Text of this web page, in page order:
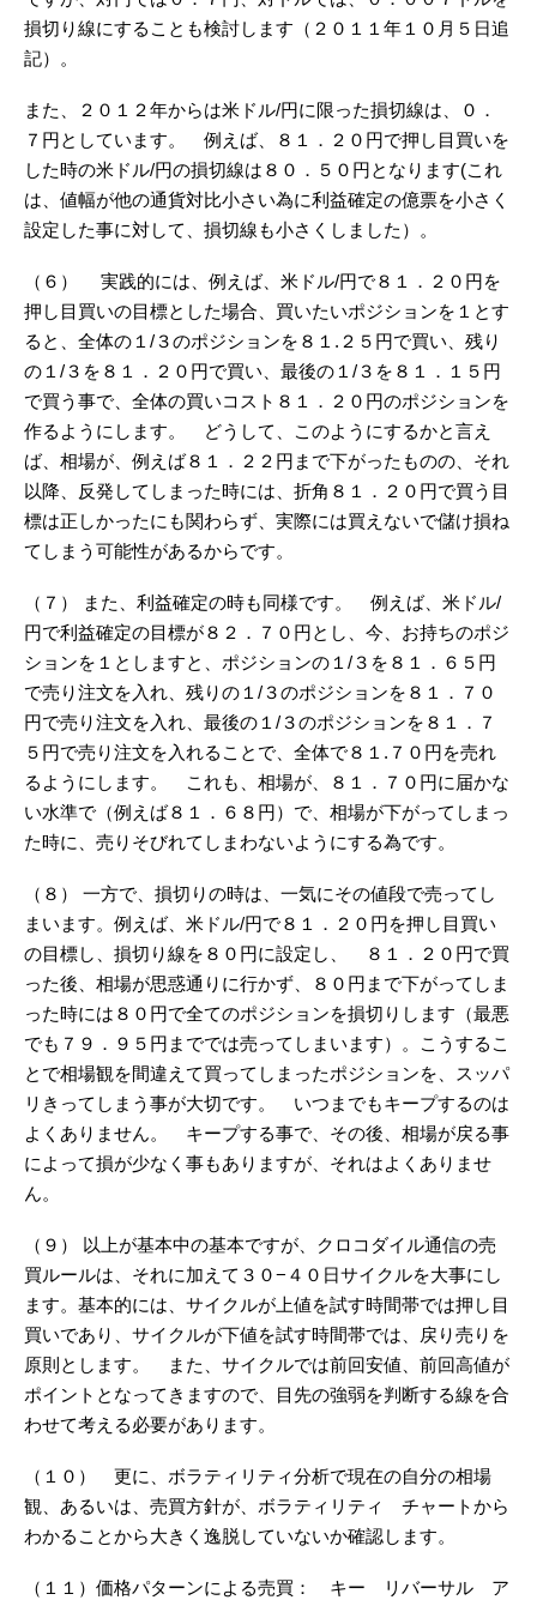
損切り線にすることも検討します（２０１１年１０月５日追
記）。
また、２０１２年からは米ドル/円に限った損切線は、０．
７円としています。 例えば、８１．２０円で押し目買いを
した時の米ドル/円の損切線は８０．５０円となります(これ
は、値幅が他の通貨対比小さい為に利益確定の億票を小さく
設定した事に対して、損切線も小さくしました）。
（６） 実践的には、例えば、米ドル/円で８１．２０円を
押し目買いの目標とした場合、買いたいポジションを１とす
ると、全体の１/３のポジションを８１.２５円で買い、残り
の１/３を８１．２０円で買い、最後の１/３を８１．１５円
で買う事で、全体の買いコスト８１．２０円のポジションを
作るようにします。 どうして、このようにするかと言え
ば、相場が、例えば８１．２２円まで下がったものの、それ
以降、反発してしまった時には、折角８１．２０円で買う目
標は正しかったにも関わらず、実際には買えないで儲け損ね
てしまう可能性があるからです。
（７） また、利益確定の時も同様です。 例えば、米ドル/
円で利益確定の目標が８２．７０円とし、今、お持ちのポジ
ションを１としますと、ポジションの１/３を８１．６５円
で売り注文を入れ、残りの１/３のポジションを８１．７０
円で売り注文を入れ、最後の１/３のポジションを８１．７
５円で売り注文を入れることで、全体で８１.７０円を売れ
るようにします。 これも、相場が、８１．７０円に届かな
い水準で（例えば８１．６８円）で、相場が下がってしまっ
た時に、売りそびれてしまわないようにする為です。
（８） 一方で、損切りの時は、一気にその値段で売ってし
まいます。例えば、米ドル/円で８１．２０円を押し目買い
の目標し、損切り線を８０円に設定し、 ８１．２０円で買
った後、相場が思惑通りに行かず、８０円まで下がってしま
った時には８０円で全てのポジションを損切りします（最悪
でも７９．９５円まででは売ってしまいます）。こうするこ
とで相場観を間違えて買ってしまったポジションを、スッパ
リきってしまう事が大切です。 いつまでもキープするのは
よくありません。 キープする事で、その後、相場が戻る事
によって損が少なく事もありますが、それはよくありませ
ん。
（９） 以上が基本中の基本ですが、クロコダイル通信の売
買ルールは、それに加えて３０−４０日サイクルを大事にし
ます。基本的には、サイクルが上値を試す時間帯では押し目
買いであり、サイクルが下値を試す時間帯では、戻り売りを
原則とします。 また、サイクルでは前回安値、前回高値が
ポイントとなってきますので、目先の強弱を判断する線を合
わせて考える必要があります。
（１０） 更に、ボラティリティ分析で現在の自分の相場
観、あるいは、売買方針が、ボラティリティ チャートから
わかることから大きく逸脱していないか確認します。
（１１）価格パターンによる売買： キー リバーサル ア